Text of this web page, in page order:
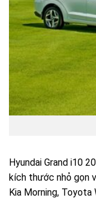
Hyundai Grand i10
kích thước nhỏ gọn
Kia Morning,